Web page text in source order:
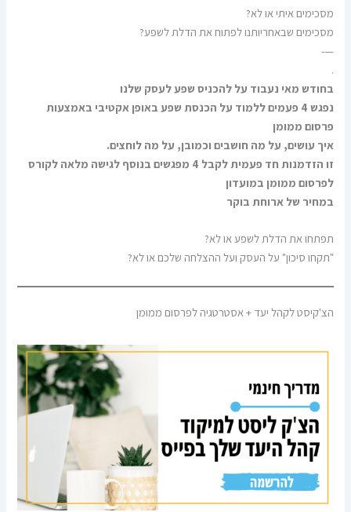
מסכימים איתי או לא?
מסכימים שבאחריותנו לפתוח את הדלת לשפע?
—-
.
בחודש מאי נעבוד על להכניס שפע לעסק שלנו
נפגש 4 פעמים ללמוד על הכנסת שפע באופן אקטיבי באמצעות
פרסום ממומן
איך עושים, על מה חושבים וכמובן, על מה לוחצים.
זו הזדמנות חד פעמית לקבל 4 מפגשים בנוסף לגישה מלאה לקורס
לפרסום ממומן במועדון
במחיר של ארוחת בוקר
תפתחו את הדלת לשפע או לא?
"תקחו סיכון" על העסק ועל ההצלחה שלכם או לא?
הצ'קיסט לקהל יעד + אסטרטגיה לפרסום ממומן